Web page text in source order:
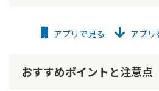
アプリで見る アプリ
おすすめポイントと注意点